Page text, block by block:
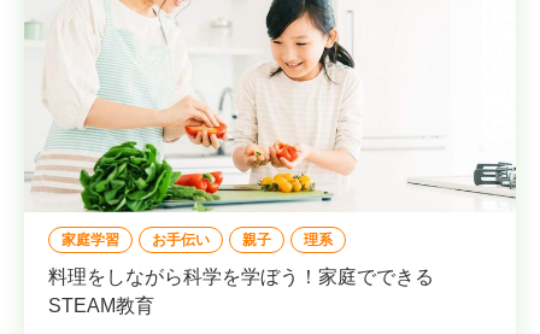
家庭学習 お手伝い 親子 理系
料理をしながら科学を学ぼう！家庭でできる
STEAM教育